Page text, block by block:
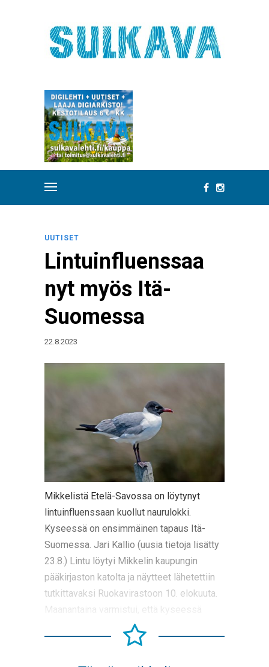
UUTISET
Lintuinfluenssaa
nyt myös Itä-
Suomessa
22.8.2023
Mikkelistä Etelä-Savossa on löytynyt
lintuinfluenssaan kuollut naurulokki.
Kyseessä on ensimmäinen tapaus Itä-
Suomessa. Jari Kallio (uusia tietoja lisätty
23.8.) Lintu löytyi Mikkelin kaupungin
pääkirjaston katolta ja näytteet lähetettiin
tutkittavaksi Ruokavirastoon 10. elokuuta.
Maanantaina varmistui, että kyseessä